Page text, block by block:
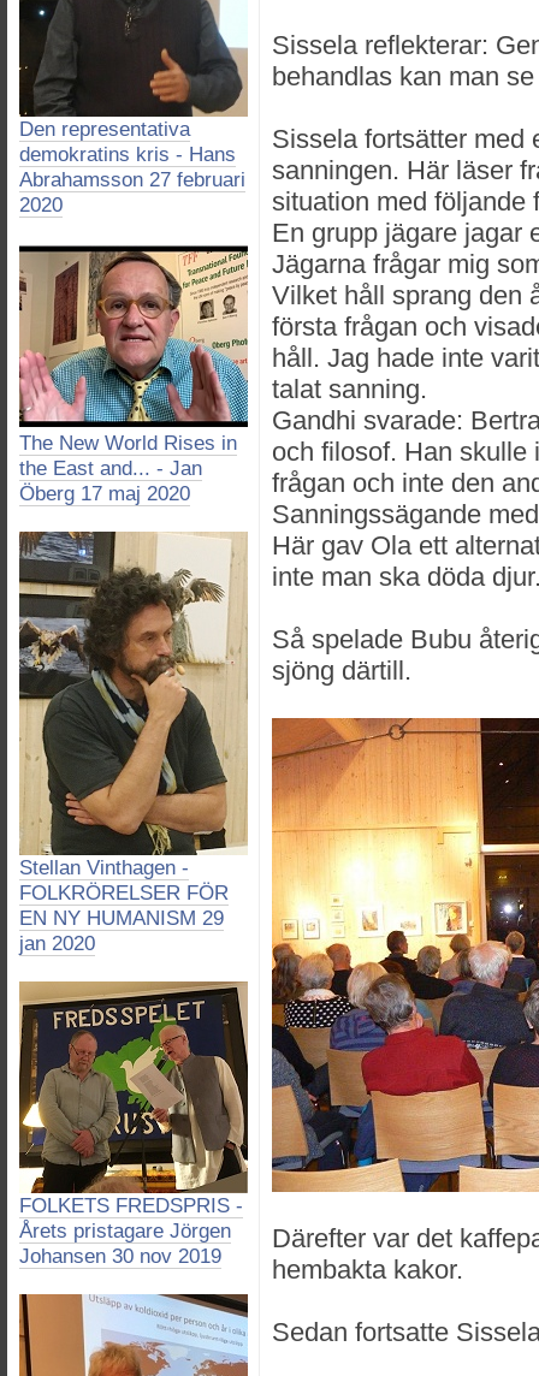
Den representativa
demokratins kris - Hans
Abrahamsson 27 februari
2020
The New World Rises in
the East and... - Jan
Öberg 17 maj 2020
Stellan Vinthagen -
FOLKRÖRELSER FÖR
EN NY HUMANISM 29
jan 2020
FOLKETS FREDSPRIS -
Årets pristagare Jörgen
Johansen 30 nov 2019
Sissela reflekterar:
behandlas kan man
Sissela fortsätter med
sanningen. Här läser
situation med följande
En grupp jägare jagar
Jägarna frågar mig
Vilket håll sprang den
första frågan och
håll. Jag hade inte
talat sanning.
Gandhi svarade:
och filosof. Han skulle
frågan och inte den
Sanningssägande
Här gav Ola ett
inte man ska döda
Så spelade Bubu
sjöng därtill.
Därefter var det
hembakta kakor.
Sedan fortsatte